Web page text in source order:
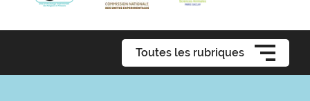
Toutes les rubriques